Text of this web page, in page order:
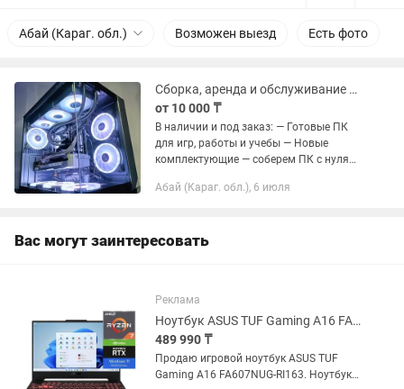
Абай (Караг. обл.) Возможен выезд Есть фото
Сборка, аренда и обслуживание компьютеров P Studio C
от 10 000 ₸
В наличии и под заказ: — Готовые ПК
для игр, работы и учебы — Новые
комплектующие — соберем ПК с нуля
мониторы, клавиатуры, мыши,
Абай (Караг. обл.), 6 июля
Вас могут заинтересовать
Реклама
Ноутбук ASUS TUF Gaming A16 FA607NUG-RI163 / 16 ГБ / SSD 512 ГБ / Win11 Pro
489 990 ₸
Продаю игровой ноутбук ASUS TUF
Gaming A16 FA607NUG-RI163. Ноутбук в